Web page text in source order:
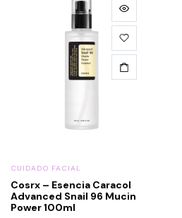
CUIDADO FACIAL
Cosrx – Esencia Caracol
Advanced Snail 96 Mucin
Power 100ml